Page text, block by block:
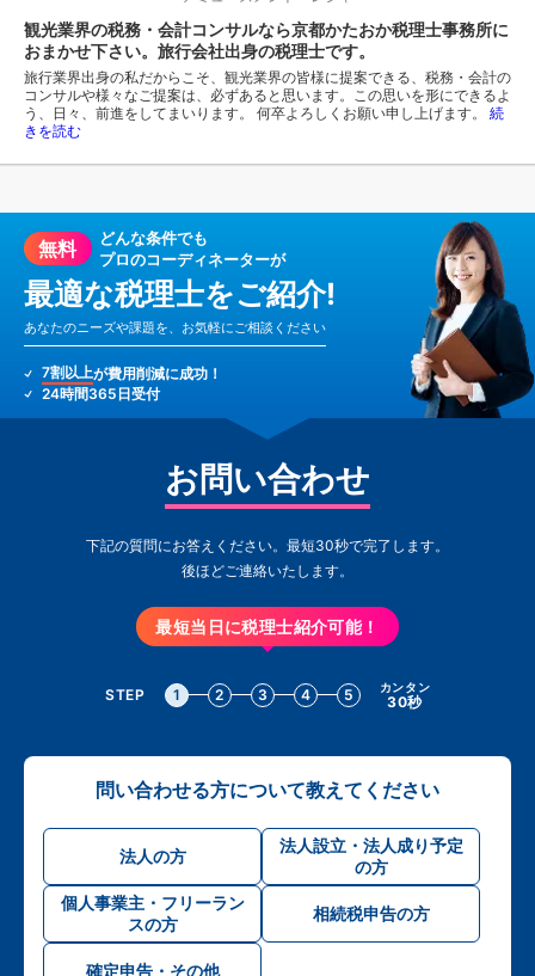
観光業界の税務・会計コンサルなら京都かたおか税理士事務所に
おまかせ下さい。旅行会社出身の税理士です。
旅行業界出身の私だからこそ、観光業界の皆様に提案できる、税務・会計の
コンサルや様々なご提案は、必ずあると思います。この思いを形にできるよ
う、日々、前進をしてまいります。 何卒よろしくお願い申し上げます。 続
きを読む
無料
どんな条件でも
プロのコーディネーターが
最適な税理士をご紹介!
あなたのニーズや課題を、お気軽にご相談ください
7割以上が費用削減に成功！
24時間365日受付
お問い合わせ
下記の質問にお答えください。最短30秒で完了します。
後ほどご連絡いたします。
最短当日に税理士紹介可能！
STEP 1 2 3 4 5 カンタン
30秒
問い合わせる方について教えてください
法人の方
法人設立・法人成り予定
の方
個人事業主・フリーラン
スの方
相続税申告の方
確定申告・その他